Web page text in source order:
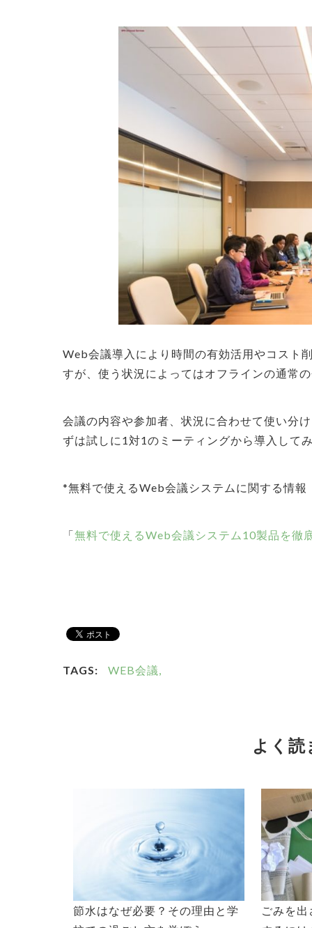
Web会議導入により時間の有効活用やコスト
すが、使う状況によってはオフラインの通常
会議の内容や参加者、状況に合わせて使い分
ずは試しに1対1のミーティングから導入して
*無料で使えるWeb会議システムに関する情報
「無料で使えるWeb会議システム10製品を徹
TAGS: WEB会議,
よく読
節水はなぜ必要？その理由と学
ごみを